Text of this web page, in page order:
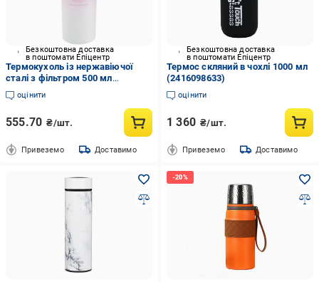
Безкоштовна доставка
в поштомати Епіцентр
Термокухоль із нержавіючої
сталі з фільтром 500 мл
Рожево-білий (17551)
оцінити
555.70 ₴/шт.
Привеземо Доставимо
Безкоштовна доставка
в поштомати Епіцентр
Термос скляний в чохлі 1000 мл
(2416098633)
оцінити
1 360 ₴/шт.
Привеземо Доставимо